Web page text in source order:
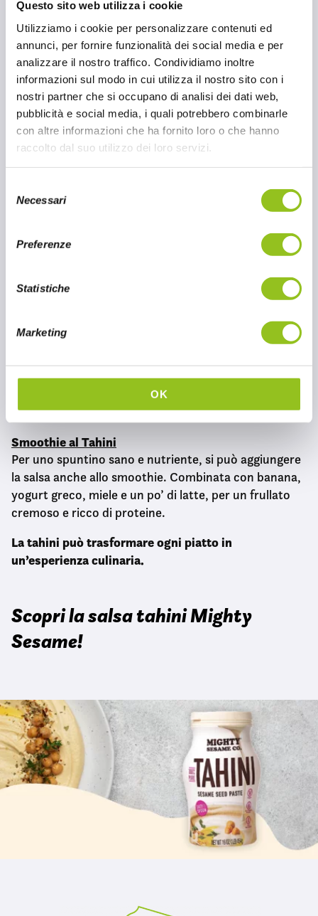
Questo sito web utilizza i cookie
Utilizziamo i cookie per personalizzare contenuti ed
annunci, per fornire funzionalità dei social media e per
analizzare il nostro traffico. Condividiamo inoltre
informazioni sul modo in cui utilizza il nostro sito con i
nostri partner che si occupano di analisi dei dati web,
pubblicità e social media, i quali potrebbero combinarle
con altre informazioni che ha fornito loro o che hanno
raccolto dal suo utilizzo dei loro servizi.
n
Necessari
Preferenze
Statistiche
Marketing
OK
Salsa per Tacos e Burritos
La salsa tahini può essere trasformata in una salsa
perfetta per tacos e burritos. Mescolata con lime,
coriandolo fresco, pepe e un po’ di acqua, per un mix
cremoso che aggiungerà un tocco esotico ai piatti
Tex-Mex.
Sesame Noodles al Tahini
po’ di zucchero. Si crea un equilibrio perfetto tra
dolce e salato, arricchito dalla consistenza cremosa
Per aggiungere un tocco mediorientale allo sformato
di melanzane, basta mescolare la salsa tahini con
Dolci al Tahini
preparazione di dolci. Si può aggiungere a brownies,
biscotti o a una torta al cioccolato per ottenere un
sapore unico.
Smoothie al Tahini
Per uno spuntino sano e nutriente, si può aggiungere
la salsa anche allo smoothie. Combinata con banana,
yogurt greco, miele e un po’ di latte, per un frullato
cremoso e ricco di proteine.
La tahini può trasformare ogni piatto in
un’esperienza culinaria.
Scopri la salsa tahini Mighty
Sesame!